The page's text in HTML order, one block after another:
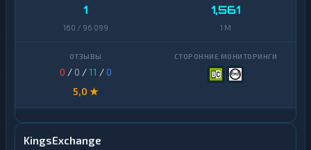
1
160 / 96 099
1,561
1 M
0 / 0 /11 /0
5,0 ★
KingsExchange